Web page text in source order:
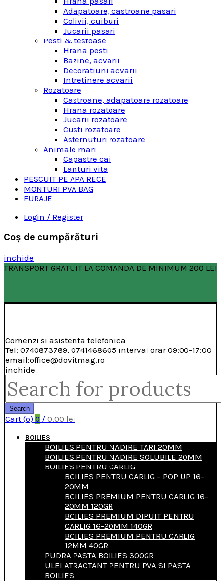
Adapatoare, castroane pasari
Colivii, cuiburi
Jucarii pasari
Pesti & testoase
Hrana pesti
Bazine, acvarii
Decoratiuni acvarii
Intretinere acvarii
Rozatoare
Castroane, adapatoare rozatoare
Hrana rozatoare
Jucarii rozatoare
Custi rozatoare
Asternuturi rozatoare
Animale mari
Capastre cai
Lanturi vita
PESCUIT PE APA RECE
MONTURI PVA BAG
FURAJE
Login / Register
Coş de cumpărături
inchide
TRANSPORT GRATUIT LA COMANDA DE MINIMUM 200 LEI
Comenzi si asistenta telefonica
Tel: 0740873789, 0741468605 interval orar 09:00-17:00
email:office@dovitmag.ro
inchide
Search
for:
Search
Cart (o) 0 / 0.00 lei
BOILIES
BOILIES PENTRU NADIRE TARI 20MM
BOILIES PENTRU NADIRE SOLUBILE 20MM
BOILIES PENTRU CARLIG
BOILIES PENTRU CARLIG – POP UP 16-
20MM
BOILIES PREMIUM PENTRU CARLIG 16-
20MM 120GR
BOILIES PREMIUM DIPUIT PENTRU
CARLIG 16-20MM 140GR
BOILIES PREMIUM PENTRU CARLIG
12MM 40GR
PUDRA PASTA BOILIES 300GR
ULEI ATRACTANT PENTRU PVA SI PASTA
BOILIES